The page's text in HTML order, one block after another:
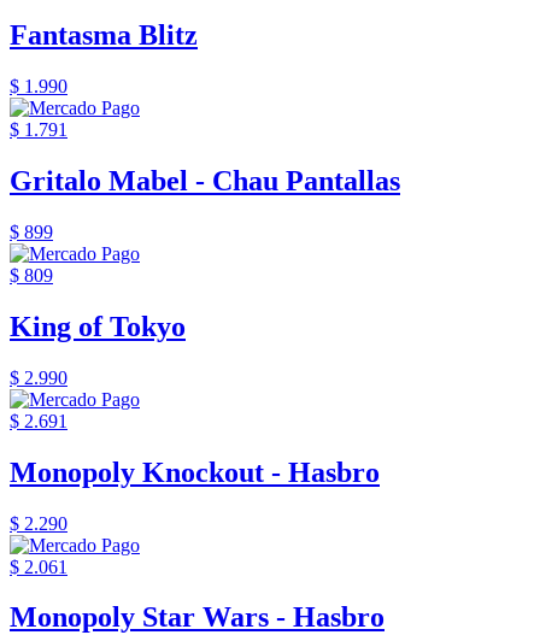
Fantasma Blitz
$ 1.990
$ 1.791
Gritalo Mabel - Chau Pantallas
$ 899
$ 809
King of Tokyo
$ 2.990
$ 2.691
Monopoly Knockout - Hasbro
$ 2.290
$ 2.061
Monopoly Star Wars - Hasbro